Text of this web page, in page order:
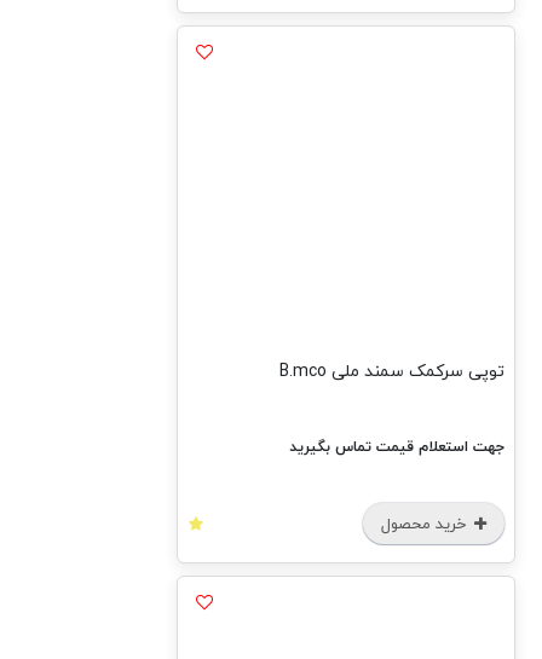
توپی سرکمک سمند ملی B.mco
جهت استعلام قیمت تماس بگیرید
خرید محصول